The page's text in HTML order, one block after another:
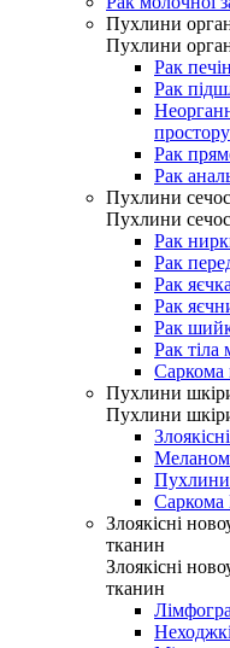
Пухлини
Пухлини
Рак
Рак
простору
Рак
Рак
Пухлини
Пухлини
Рак
Рак
Рак яєчка
Рак
Рак
Рак тіла
Саркома
Пухлини
Пухлини
Пухлини
Саркома
Злоякісні
тканин
Злоякісні
тканин